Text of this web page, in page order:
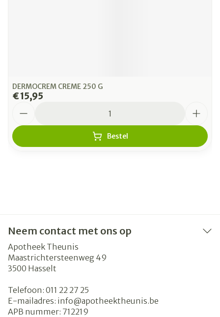
DERMOCREM CREME 250 G
€ 15,95
Bestel
Neem contact met ons op
Apotheek Theunis
Maastrichtersteenweg 49
3500 Hasselt
Telefoon: 011 22 27 25
E-mailadres: info@apotheektheunis.be
APB nummer: 712219